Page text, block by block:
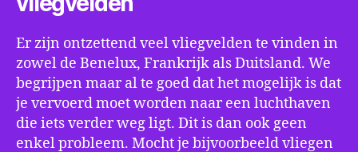
Er zijn ontzettend veel vliegvelden te vinden in
zowel de Benelux, Frankrijk als Duitsland. We
begrijpen maar al te goed dat het mogelijk is dat
je vervoerd moet worden naar een luchthaven
die iets verder weg ligt. Dit is dan ook geen
enkel probleem. Mocht je bijvoorbeeld vliegen